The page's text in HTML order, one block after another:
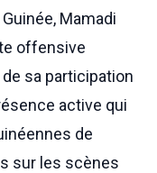
Mamadi
offensive
sa participation
active qui
de
sur les scènes